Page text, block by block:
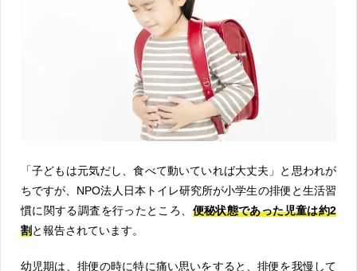
「子どもは元気だし、食べて動いていれば大丈夫」と思われが
ちですが、NPO法人日本トイレ研究所が小学生の排便と生活習
慣に関する調査を行ったところ、 便秘状態であった児童は約2
割と報告されています。
幼児期は、排便の時に特に痛い思いをすると、排便を我慢して